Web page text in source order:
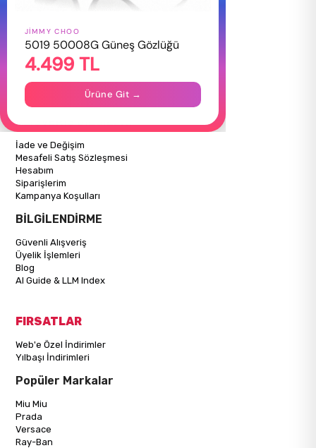
HAKKIMIZDA
Hakkımızda
Gizlilik Politikası
İletişim
ALIŞVERİŞ BİLGİLERİ
İade ve Değişim
Mesafeli Satış Sözleşmesi
Hesabım
Siparişlerim
Kampanya Koşulları
BİLGİLENDİRME
Güvenli Alışveriş
Üyelik İşlemleri
Blog
AI Guide & LLM Index
FIRSATLAR
Web'e Özel İndirimler
Yılbaşı İndirimleri
Popüler Markalar
Miu Miu
Prada
Versace
Ray-Ban
JIMMY CHOO
5019 50008G Güneş Gözlüğü
4.499 TL
Ürüne Git →